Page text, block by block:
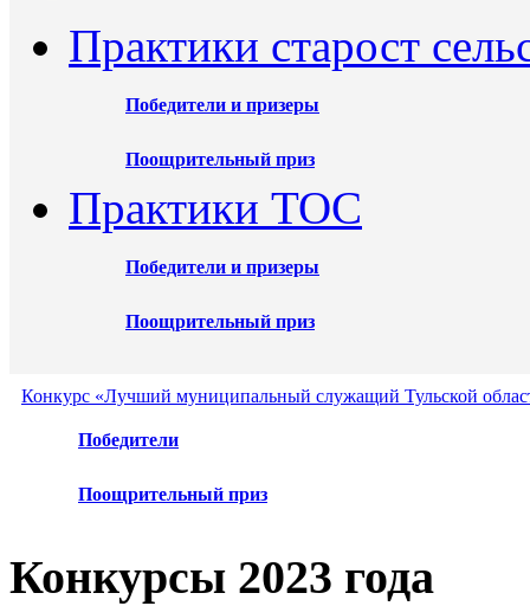
Практики старост
Победители и призеры
Поощрительный приз
Практики ТОС
Победители и призеры
Поощрительный приз
Конкурс «Лучший муниципальный служащий Тульской
Победители
Поощрительный приз
Конкурсы 2023 года